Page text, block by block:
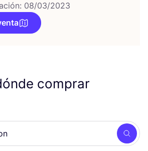
08/03/2023
comprar